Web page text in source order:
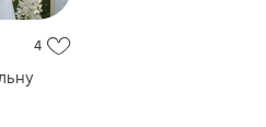
4